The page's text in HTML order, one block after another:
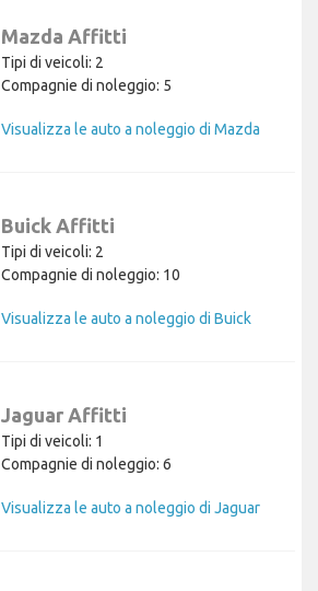
Mazda Affitti
Tipi di veicoli: 2
Compagnie di noleggio: 5
Visualizza le auto a noleggio di Mazda
Buick Affitti
Tipi di veicoli: 2
Compagnie di noleggio: 10
Visualizza le auto a noleggio di Buick
Jaguar Affitti
Tipi di veicoli: 1
Compagnie di noleggio: 6
Visualizza le auto a noleggio di Jaguar